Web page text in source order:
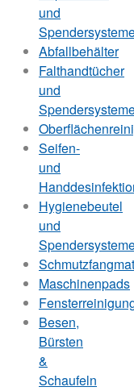
und
Abfallbehälter
Falthandtücher
und
Seifen-
und
Hygienebeutel
und
Maschinenpads
Besen,
Bürsten
&
Schaufeln